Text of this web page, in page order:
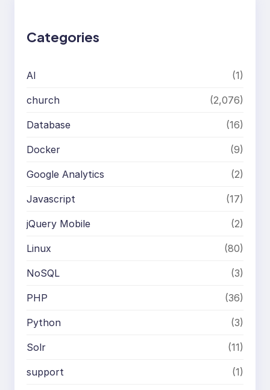
Categories
AI (1)
church (2,076)
Database (16)
Docker (9)
Google Analytics (2)
Javascript (17)
jQuery Mobile (2)
Linux (80)
NoSQL (3)
PHP (36)
Python (3)
Solr (11)
support (1)